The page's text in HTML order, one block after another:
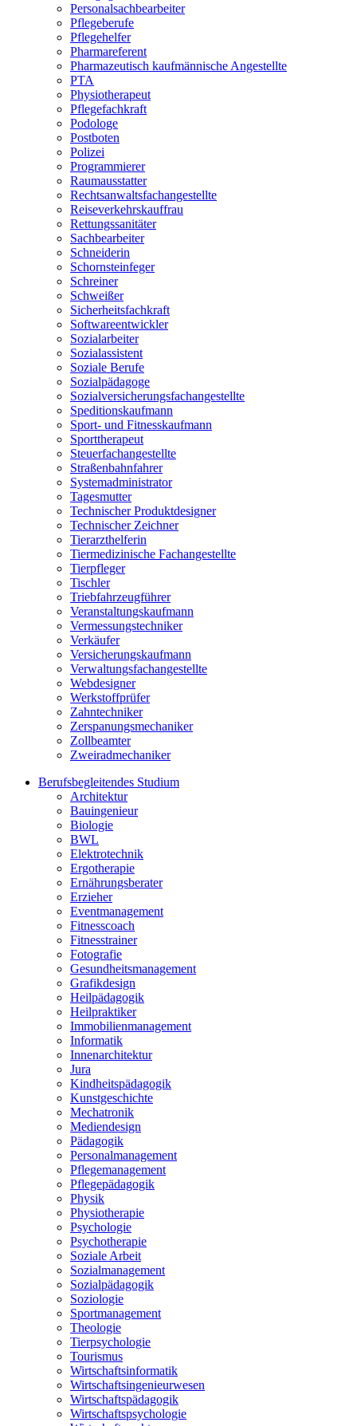
Personalsachbearbeiter
Pflegeberufe
Pflegehelfer
Pharmareferent
Pharmazeutisch kaufmännische Angestellte
PTA
Physiotherapeut
Pflegefachkraft
Podologe
Postboten
Polizei
Programmierer
Raumausstatter
Rechtsanwaltsfachangestellte
Reiseverkehrskauffrau
Rettungssanitäter
Sachbearbeiter
Schneiderin
Schornsteinfeger
Schreiner
Schweißer
Sicherheitsfachkraft
Softwareentwickler
Sozialarbeiter
Sozialassistent
Soziale Berufe
Sozialpädagoge
Sozialversicherungsfachangestellte
Speditionskaufmann
Sport- und Fitnesskaufmann
Sporttherapeut
Steuerfachangestellte
Straßenbahnfahrer
Systemadministrator
Tagesmutter
Technischer Produktdesigner
Technischer Zeichner
Tierarzthelferin
Tiermedizinische Fachangestellte
Tierpfleger
Tischler
Triebfahrzeugführer
Veranstaltungskaufmann
Vermessungstechniker
Verkäufer
Versicherungskaufmann
Verwaltungsfachangestellte
Webdesigner
Werkstoffprüfer
Zahntechniker
Zerspanungsmechaniker
Zollbeamter
Zweiradmechaniker
Berufsbegleitendes Studium
Architektur
Bauingenieur
Biologie
BWL
Elektrotechnik
Ergotherapie
Ernährungsberater
Erzieher
Eventmanagement
Fitnesscoach
Fitnesstrainer
Fotografie
Gesundheitsmanagement
Grafikdesign
Heilpädagogik
Heilpraktiker
Immobilienmanagement
Informatik
Innenarchitektur
Jura
Kindheitspädagogik
Kunstgeschichte
Mechatronik
Mediendesign
Pädagogik
Personalmanagement
Pflegemanagement
Pflegepädagogik
Physik
Physiotherapie
Psychologie
Psychotherapie
Soziale Arbeit
Sozialmanagement
Sozialpädagogik
Soziologie
Sportmanagement
Theologie
Tierpsychologie
Tourismus
Wirtschaftsinformatik
Wirtschaftsingenieurwesen
Wirtschaftspädagogik
Wirtschaftspsychologie